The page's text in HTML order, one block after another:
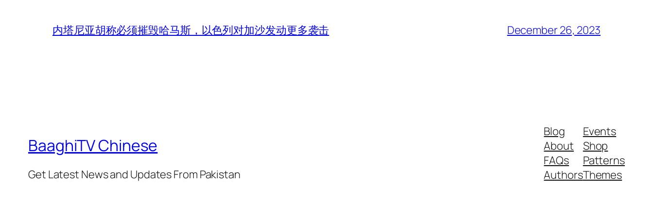
内塔尼亚胡称必须摧毁哈马斯，以色列对加沙发动更多袭击 December 26, 2023
BaaghiTV Chinese
Get Latest News and Updates From Pakistan
Blog
About
FAQs
Authors
Events
Shop
Patterns
Themes